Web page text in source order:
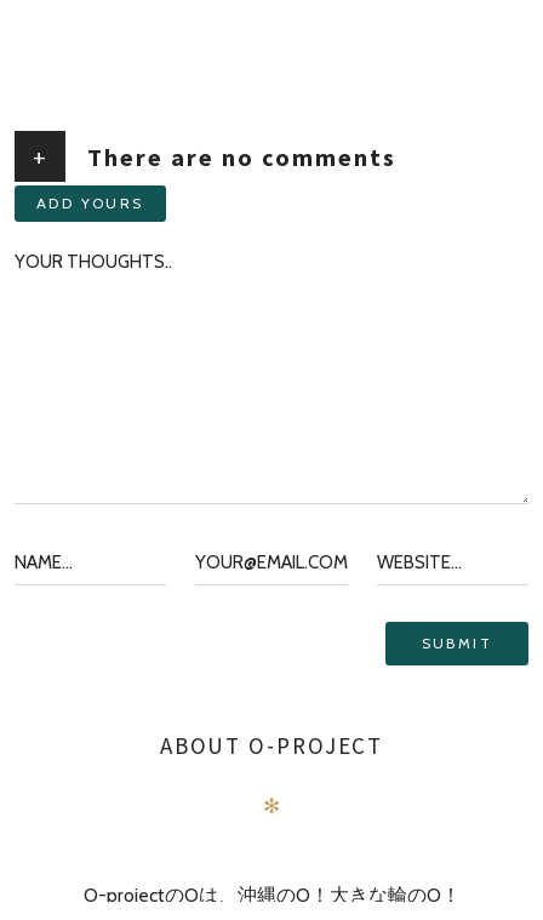
+ There are no comments
ADD YOURS
ABOUT O-PROJECT
✻
O-projectのOは、沖縄のO！大きな輪のO！